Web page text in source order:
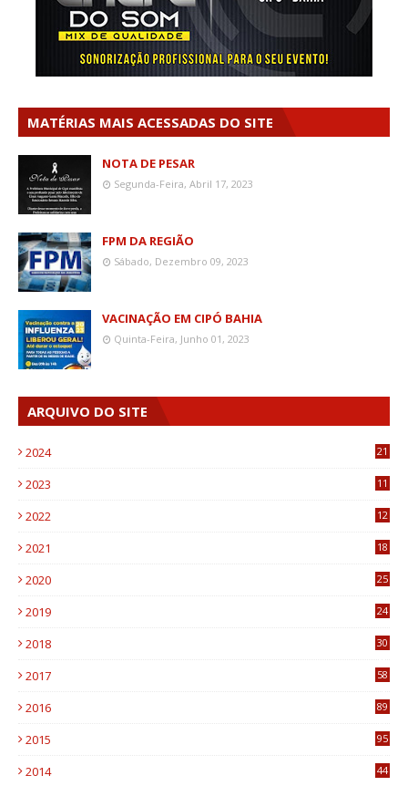
MATÉRIAS MAIS ACESSADAS DO SITE
NOTA DE PESAR
Segunda-Feira, Abril 17, 2023
FPM DA REGIÃO
Sábado, Dezembro 09, 2023
VACINAÇÃO EM CIPÓ BAHIA
Quinta-Feira, Junho 01, 2023
ARQUIVO DO SITE
2024 21
2023
11
2022
12
2021
18
2020
25
2019
24
2018
30
2017
58
2016
89
2015
95
2014
44